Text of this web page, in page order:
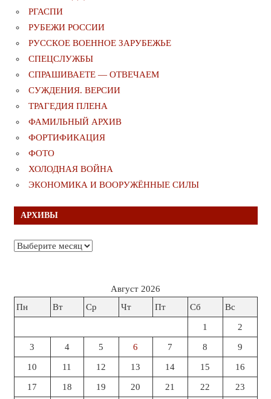
РГАСПИ
РУБЕЖИ РОССИИ
РУССКОЕ ВОЕННОЕ ЗАРУБЕЖЬЕ
СПЕЦСЛУЖБЫ
СПРАШИВАЕТЕ — ОТВЕЧАЕМ
СУЖДЕНИЯ. ВЕРСИИ
ТРАГЕДИЯ ПЛЕНА
ФАМИЛЬНЫЙ АРХИВ
ФОРТИФИКАЦИЯ
ФОТО
ХОЛОДНАЯ ВОЙНА
ЭКОНОМИКА И ВООРУЖЁННЫЕ СИЛЫ
АРХИВЫ
Архивы
Август 2026
Пн
Вт Ср Чт Пт Сб Вс
1 2
3 4 5 6 7 8 9
10 11 12 13 14 15 16
17 18 19 20 21 22 23